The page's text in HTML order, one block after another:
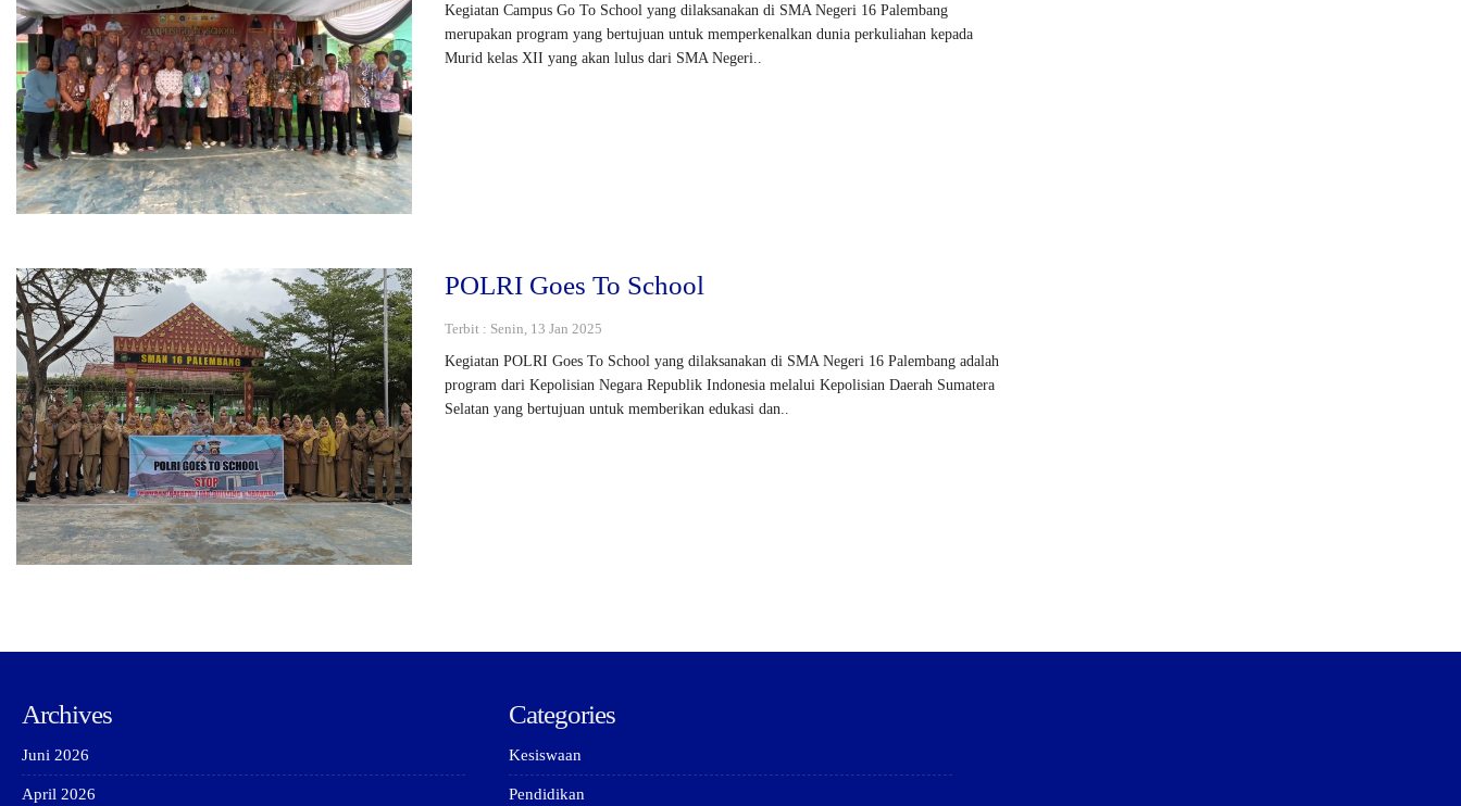
Kegiatan Campus Go To School yang dilaksanakan di SMA Negeri 16 Palembang
merupakan program yang bertujuan untuk memperkenalkan dunia perkuliahan kepada
Murid kelas XII yang akan lulus dari SMA Negeri..
POLRI Goes To School
Terbit : Senin, 13 Jan 2025
Kegiatan POLRI Goes To School yang dilaksanakan di SMA Negeri 16 Palembang adalah
program dari Kepolisian Negara Republik Indonesia melalui Kepolisian Daerah Sumatera
Selatan yang bertujuan untuk memberikan edukasi dan..
Archives
Juni 2026
April 2026
Categories
Kesiswaan
Pendidikan